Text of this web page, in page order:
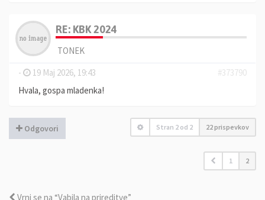
RE: KBK 2024
TONEK
-
19 Maj 2026, 19:43
#373790
Hvala, gospa mladenka!
Odgovori Stran 2 od 2 22 prispevkov
1 2
Vrni se na “Vabila na prireditve”